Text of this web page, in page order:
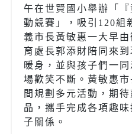
午在世賢國小舉辦「
動競賽」，吸引120組
義市長黃敏惠一大早
育處長郭添財陪同來
暖身，並與孩子們一
場歡笑不斷。黃敏惠
間規劃多元活動，期
品，攜手完成各項趣
子關係。